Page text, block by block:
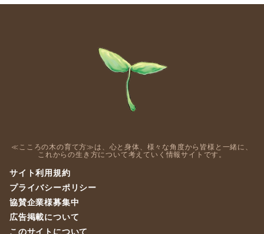
≪こころの木の育て方≫は、心と身体、様々な角度から皆様と一緒に、
これからの生き方について考えていく情報サイトです。
サイト利用規約
プライバシーポリシー
協賛企業様募集中
広告掲載について
このサイトについて